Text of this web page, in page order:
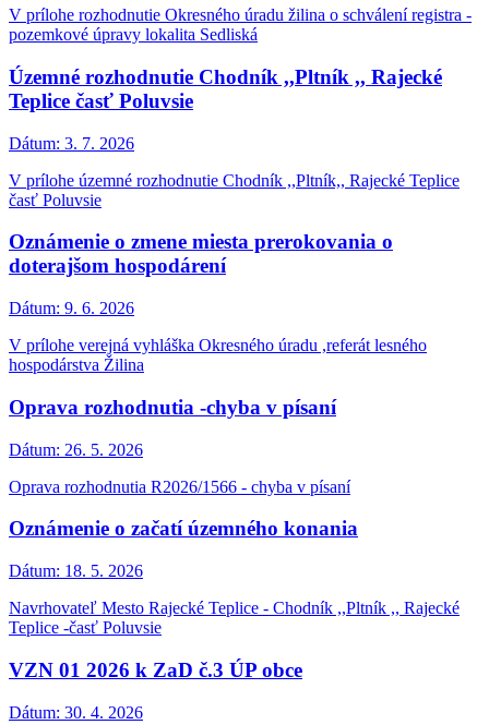
V prílohe rozhodnutie Okresného úradu žilina o schválení registra -
pozemkové úpravy lokalita Sedliská
Územné rozhodnutie Chodník ,,Pltník ,, Rajecké
Teplice časť Poluvsie
Dátum: 3. 7. 2026
V prílohe územné rozhodnutie Chodník ,,Pltník,, Rajecké Teplice
časť Poluvsie
Oznámenie o zmene miesta prerokovania o
doterajšom hospodárení
Dátum: 9. 6. 2026
V prílohe verejná vyhláška Okresného úradu ,referát lesného
hospodárstva Žilina
Oprava rozhodnutia -chyba v písaní
Dátum: 26. 5. 2026
Oprava rozhodnutia R2026/1566 - chyba v písaní
Oznámenie o začatí územného konania
Dátum: 18. 5. 2026
Navrhovateľ Mesto Rajecké Teplice - Chodník ,,Pltník ,, Rajecké
Teplice -časť Poluvsie
VZN 01 2026 k ZaD č.3 ÚP obce
Dátum: 30. 4. 2026